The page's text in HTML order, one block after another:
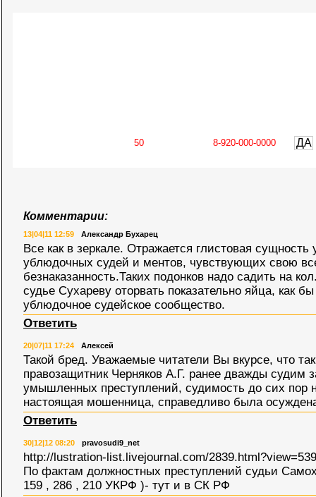
ДА
Комментарии:
13|04|11 12:59 Александр Бухарец
Все как в зеркале. Отражается глистовая сущность
ублюдочных судей и ментов, чувствующих свою
безнаказанность.Таких подонков надо садить на
судье Сухареву оторвать показательно яйца, как
ублюдочное судейское сообщество.
Ответить
20|07|11 17:24 Алексей
Такой бред. Уважаемые читатели Вы вкурсе, что
правозащитник Черняков А.Г. ранее дважды судим
умышленных преступлений, судимость до сих пор
настоящая мошенница, справедливо была
Ответить
30|12|12 08:20 pravosudi9_net
http://lustration-list.livejournal.com/
По фактам должностных преступлений судьи
159 , 286 , 210 УКРФ )- тут и в СК РФ